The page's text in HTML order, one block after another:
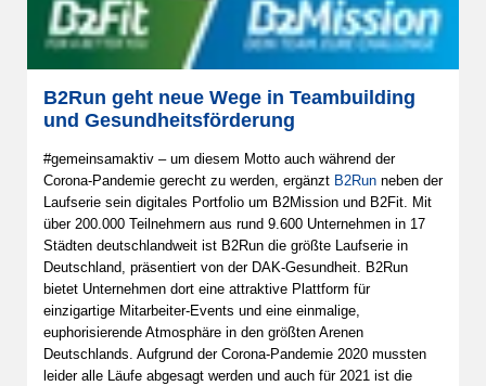
B2Run geht neue Wege in Teambuilding
und Gesundheitsförderung
#gemeinsamaktiv – um diesem Motto auch während der
Corona-Pandemie gerecht zu werden, ergänzt B2Run neben der
Laufserie sein digitales Portfolio um B2Mission und B2Fit. Mit
über 200.000 Teilnehmern aus rund 9.600 Unternehmen in 17
Städten deutschlandweit ist B2Run die größte Laufserie in
Deutschland, präsentiert von der DAK-Gesundheit. B2Run
bietet Unternehmen dort eine attraktive Plattform für
einzigartige Mitarbeiter-Events und eine einmalige,
euphorisierende Atmosphäre in den größten Arenen
Deutschlands. Aufgrund der Corona-Pandemie 2020 mussten
leider alle Läufe abgesagt werden und auch für 2021 ist die